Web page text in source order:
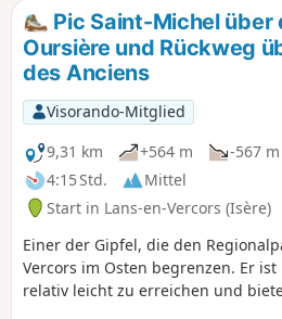
Pic Saint-Michel über
Oursière und Rückweg
des Anciens
Visorando-Mitglied
9,31 km
+564 m
-567 m
4:15 Std.
Mittel
Start in Lans-en-Vercors (Isère)
Einer der Gipfel, die den
Vercors im Osten begrenzen. Er ist
relativ leicht zu erreichen und